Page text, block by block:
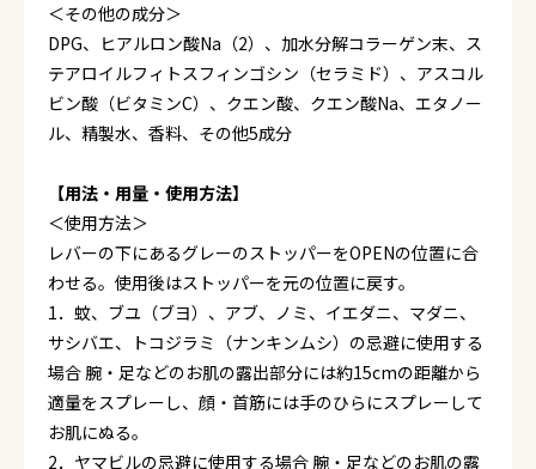
＜その他の成分＞
DPG、ヒアルロン酸Na（2）、加水分解コラーゲン末、ス
テアロイルフィトスフィンゴシン（セラミド）、アスコル
ビン酸（ビタミンC）、クエン酸、クエン酸Na、エタノー
ル、精製水、香料、その他5成分
【用法・用量・使用方法】
＜使用方法＞
レバーの下にあるグレーのストッパーをOPENの位置に合
わせる。使用後はストッパーを元の位置に戻す。
1．蚊、ブユ（ブヨ）、アブ、ノミ、イエダニ、マダニ、
サシバエ、トコジラミ（ナンキンムシ）の忌避に使用する
場合 腕・足などのお肌の露出部分には約15cmの距離から
適量をスプレーし、顔・首筋には手のひらにスプレーして
お肌にぬる。
2．ヤマビルの忌避に使用する場合 腕・足などのお肌の露